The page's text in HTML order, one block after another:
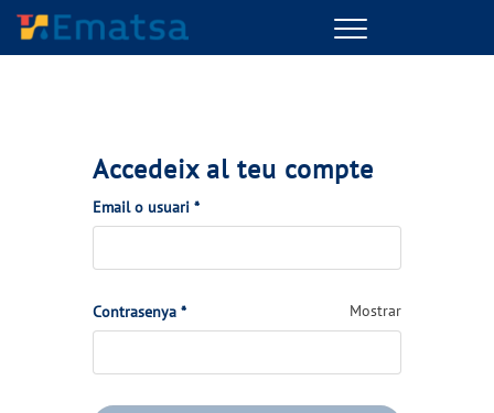
Menu
Accedeix al teu compte
Email o usuari *(Obligatorio)
Contrasenya *(Obligatorio) Mostrar